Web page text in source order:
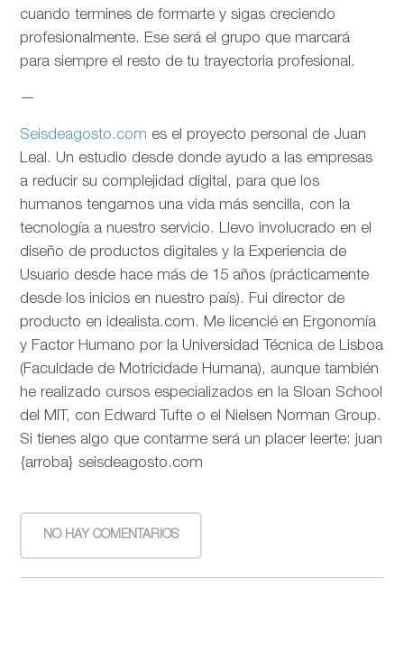
cuando termines de formarte y sigas creciendo
profesionalmente. Ese será el grupo que marcará
para siempre el resto de tu trayectoria profesional.
—
Seisdeagosto.com es el proyecto personal de Juan
Leal. Un estudio desde donde ayudo a las empresas
a reducir su complejidad digital, para que los
humanos tengamos una vida más sencilla, con la
tecnología a nuestro servicio. Llevo involucrado en el
diseño de productos digitales y la Experiencia de
Usuario desde hace más de 15 años (prácticamente
desde los inicios en nuestro país). Fui director de
producto en idealista.com. Me licencié en Ergonomía
y Factor Humano por la Universidad Técnica de Lisboa
(Faculdade de Motricidade Humana), aunque también
he realizado cursos especializados en la Sloan School
del MIT, con Edward Tufte o el Nielsen Norman Group.
Si tienes algo que contarme será un placer leerte: juan
{arroba} seisdeagosto.com
NO HAY COMENTARIOS